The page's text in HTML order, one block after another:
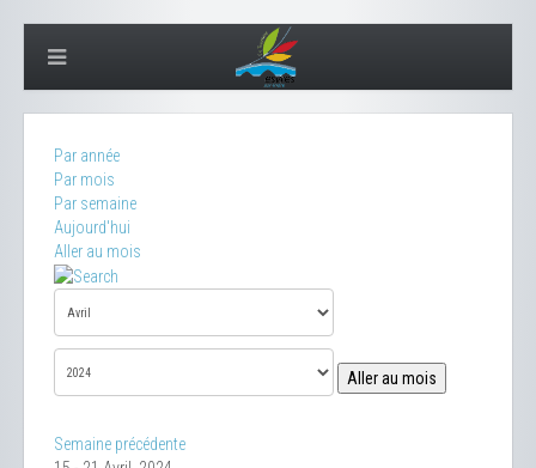
Par année
Par mois
Par semaine
Aujourd'hui
Aller au mois
Aller au mois
Semaine précédente